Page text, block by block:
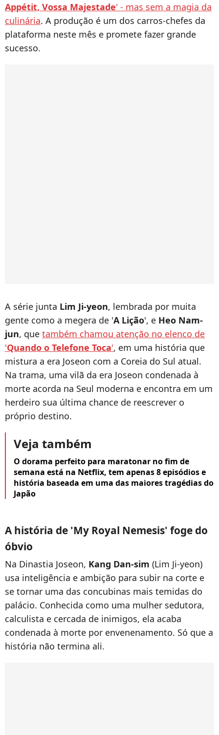
Appétit, Vossa Majestade' - mas sem a magia da
culinária. A produção é um dos carros-chefes da
plataforma neste mês e promete fazer grande
sucesso.
A série junta Lim Ji-yeon, lembrada por muita
gente como a megera de 'A Lição', e Heo Nam-
jun, que também chamou atenção no elenco de
'Quando o Telefone Toca', em uma história que
mistura a era Joseon com a Coreia do Sul atual.
Na trama, uma vilã da era Joseon condenada à
morte acorda na Seul moderna e encontra em um
herdeiro sua última chance de reescrever o
próprio destino.
Veja também
O dorama perfeito para maratonar no fim de
semana está na Netflix, tem apenas 8 episódios e
história baseada em uma das maiores tragédias do
Japão
A história de 'My Royal Nemesis' foge do
óbvio
Na Dinastia Joseon, Kang Dan-sim (Lim Ji-yeon)
usa inteligência e ambição para subir na corte e
se tornar uma das concubinas mais temidas do
palácio. Conhecida como uma mulher sedutora,
calculista e cercada de inimigos, ela acaba
condenada à morte por envenenamento. Só que a
história não termina ali.